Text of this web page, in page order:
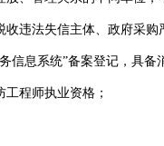
收违法失信主体、政府采购
信息系统”备案登记，具备
工程师执业资格；